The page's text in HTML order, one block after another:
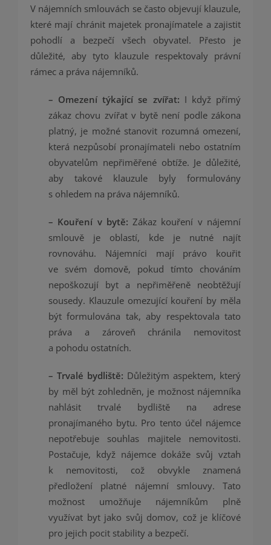
V nájemních smlouvách se často objevují klauzule,
které mají chránit majetek pronajímatele a zajistit
pohodlí a bezpečí všech obyvatel. Přesto je
důležité, aby tyto klauzule respektovaly právní
rámec a práva nájemníků.
– Omezení týkající se zvířat: I když přímý
zákaz chovu zvířat v bytě není podle zákona
platný, je možné stanovit rozumná omezení,
která nezpůsobí pronajímateli nebo ostatním
obyvatelům nepřiměřené obtíže. Je důležité,
aby takové klauzule byly formulovány
s ohledem na práva nájemníků.
– Kouření v bytě: Zákaz kouření v nájemní
smlouvě je oblastí, kde je nutné najít
rovnováhu. Nájemníci mají právo kouřit
ve svém domově, pokud tímto chováním
nepoškozují byt a nepřiměřeně neobtěžují
sousedy. Klauzule omezující kouření by měla
být formulována tak, aby respektovala tato
práva a zároveň chránila nemovitost
a pohodu ostatních.
– Trvalé bydliště: Důležitým aspektem, který
by měl být zohledněn, je možnost nájemníka
nahlásit trvalé bydliště na adrese
pronajímaného bytu. Pro tento účel nájemce
nepotřebuje souhlas majitele nemovitosti.
Postačuje, když nájemce dokáže svůj vztah
k nemovitosti, což obvykle znamená
předložení platné nájemní smlouvy. Tato
možnost umožňuje nájemníkům plně
využívat byt jako svůj domov, což je klíčové
pro jejich pocit stability a bezpečí.